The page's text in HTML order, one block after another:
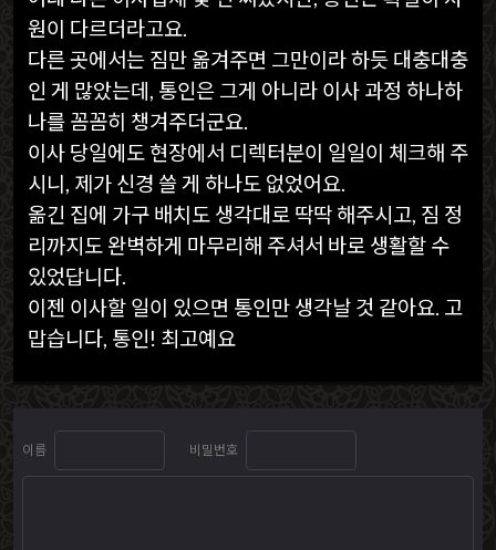
원이 다르더라고요.
다른 곳에서는 짐만 옮겨주면 그만이라 하듯 대충대충
인 게 많았는데, 통인은 그게 아니라 이사 과정 하나하
나를 꼼꼼히 챙겨주더군요.
이사 당일에도 현장에서 디렉터분이 일일이 체크해 주
시니, 제가 신경 쓸 게 하나도 없었어요.
옮긴 집에 가구 배치도 생각대로 딱딱 해주시고, 짐 정
리까지도 완벽하게 마무리해 주셔서 바로 생활할 수
있었답니다.
이젠 이사할 일이 있으면 통인만 생각날 것 같아요. 고
맙습니다, 통인! 최고예요
이름 비밀번호